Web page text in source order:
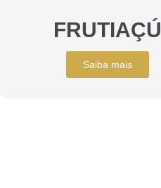
FRUTIAÇÚ
Saiba mais